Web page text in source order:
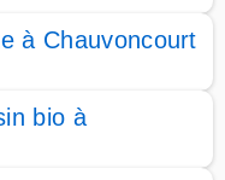
à Chauvoncourt
bio à